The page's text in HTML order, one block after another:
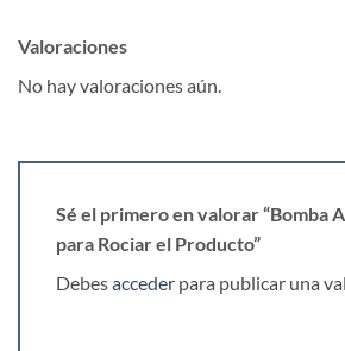
Valoraciones
No hay valoraciones aún.
Sé el primero en valorar “Bomba
para Rociar el Producto”
Debesacceder para publicar una